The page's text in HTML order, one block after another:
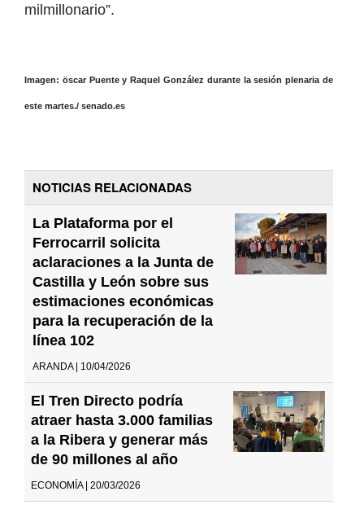
milmillonario”.
Imagen: öscar Puente y Raquel González durante la sesión plenaria de
este martes./ senado.es
NOTICIAS RELACIONADAS
La Plataforma por el
Ferrocarril solicita
aclaraciones a la Junta de
Castilla y León sobre sus
estimaciones económicas
para la recuperación de la
línea 102
ARANDA | 10/04/2026
El Tren Directo podría
atraer hasta 3.000 familias
a la Ribera y generar más
de 90 millones al año
ECONOMÍA | 20/03/2026